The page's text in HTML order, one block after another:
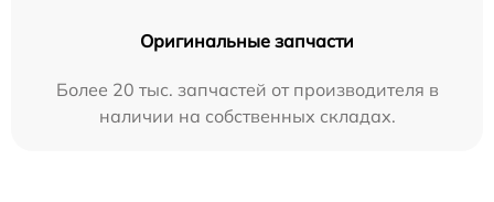
Оригинальные запчасти
Более 20 тыс. запчастей от производителя в
наличии на собственных складах.